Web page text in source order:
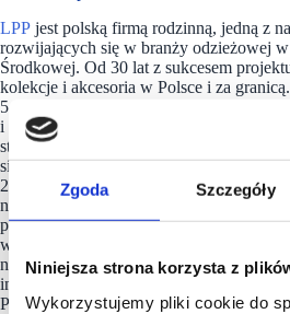
Zgoda Szczegóły
Niniejsza strona korzysta z
Wykorzystujemy pliki cookie do
LPP jest polską firmą rodzinną, jedną z
rozwijających się w branży odzieżowej
Środkowej. Od 30 lat z sukcesem
kolekcje i akcesoria w Polsce i za
5 markami modowymi: Reserved, Cropp,
i Sinsay, których oferta dostępna jest dziś
stacjonarnej i online na 46 rynkach na
sieć ponad 3400 salonów o łącznej
2,8 mln m2 i każdego roku dystrybuuje
na 3 kontynenty.
pełni też ważną
pracy dla ponad 54 tys. osób w biurach i
w Polsce, krajach Europy, Azji i Afryki.
na warszawskiej Giełdzie Papierów
indeksu WIG20 oraz należy do
Poland.